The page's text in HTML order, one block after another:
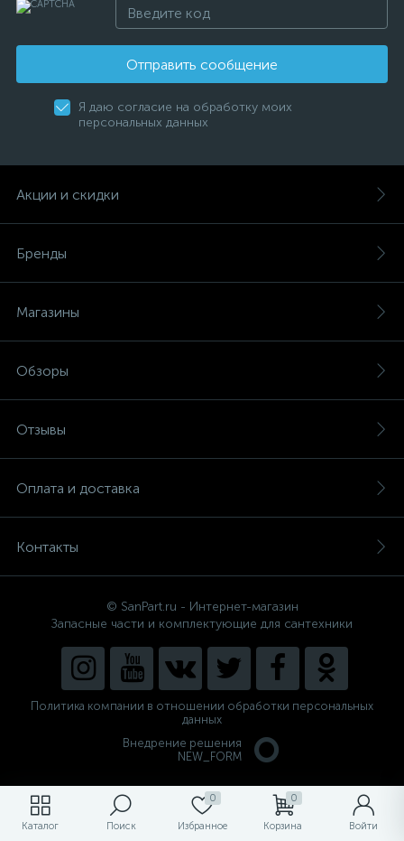
Каталог Поиск
0
Избранное
0
Корзина Войти
Отправить сообщение
Я даю согласие на обработку моих
персональных данных
Акции и скидки
Бренды
Магазины
Обзоры
Отзывы
Оплата и доставка
Контакты
© SanPart.ru - Интернет-магазин
Запасные части и комплектующие для сантехники
Политика компании в отношении обработки персональных
данных
Внедрение решения
NEW_FORM